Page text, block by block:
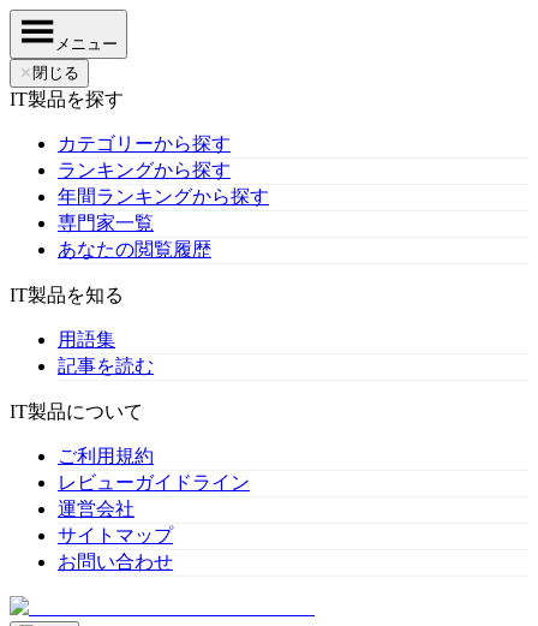
メニュー
✕ 閉じる
IT製品を探す
カテゴリーから探す
ランキングから探す
年間ランキングから探す
専門家一覧
あなたの閲覧履歴
IT製品を知る
用語集
記事を読む
IT製品について
ご利用規約
レビューガイドライン
運営会社
サイトマップ
お問い合わせ